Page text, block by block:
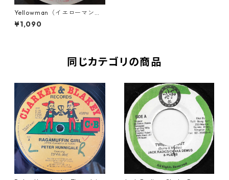
Yellowman（イエローマン）
- Zungguzungguguzunggu
zeng【7'】
¥1,090
同じカテゴリの商品